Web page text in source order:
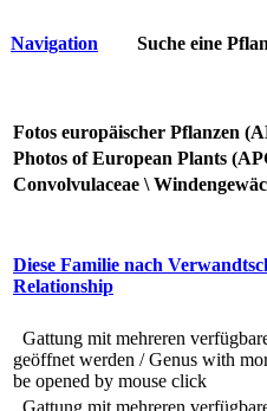
Navigation Suche eine
Fotos europäischer Pflanzen
Photos of European Plants
Convolvulaceae \
Diese Familie nach
Relationship
Gattung mit mehreren
geöffnet werden / Genus with
be opened by mouse click
Gattung mit mehreren